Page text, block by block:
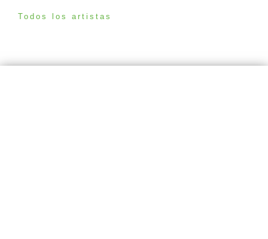
Todos los artistas